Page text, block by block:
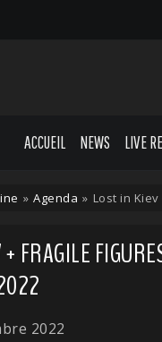
ACCUEIL NEWS LIVE
» Agenda » Lost in
+ FRAGILE
2022